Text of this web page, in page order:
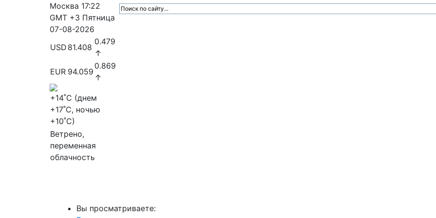
Москва 17:22
GMT +3 Пятница
07-08-2026
USD 81.408
0.479
↑
EUR 94.059
0.869
↑
+14˚C (днем
+17˚C, ночью
+10˚C)
Ветрено,
переменная
облачность
Вы просматриваете: